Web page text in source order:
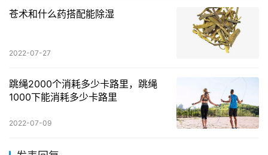
苍术和什么药搭配能除湿
2022-07-27
跳绳2000个消耗多少卡路里，跳绳
1000下能消耗多少卡路里
2022-07-09